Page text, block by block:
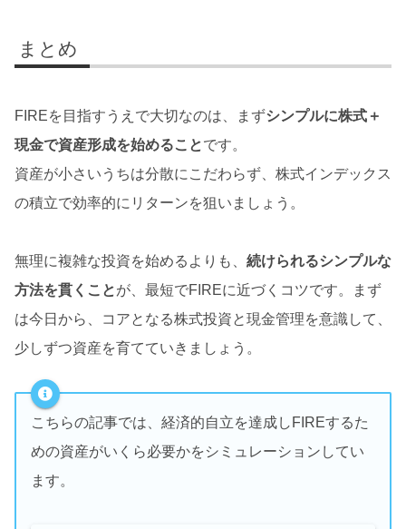
まとめ
FIREを目指すうえで大切なのは、まずシンプルに株式＋
現金で資産形成を始めることです。
資産が小さいうちは分散にこだわらず、株式インデックス
の積立で効率的にリターンを狙いましょう。
無理に複雑な投資を始めるよりも、 続けられるシンプルな
方法を貫くことが、最短でFIREに近づくコツです。まず
は今日から、コアとなる株式投資と現金管理を意識して、
少しずつ資産を育てていきましょう。
こちらの記事では、経済的自立を達成しFIREするた
めの資産がいくら必要かをシミュレーションしてい
ます。